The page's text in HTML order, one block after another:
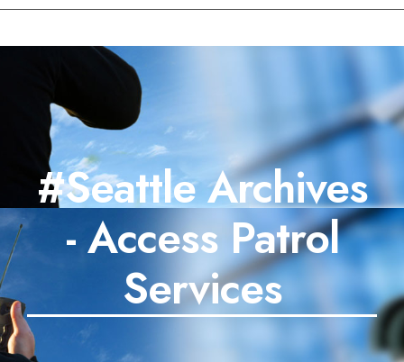
#Seattle Archives
- Access Patrol
Services